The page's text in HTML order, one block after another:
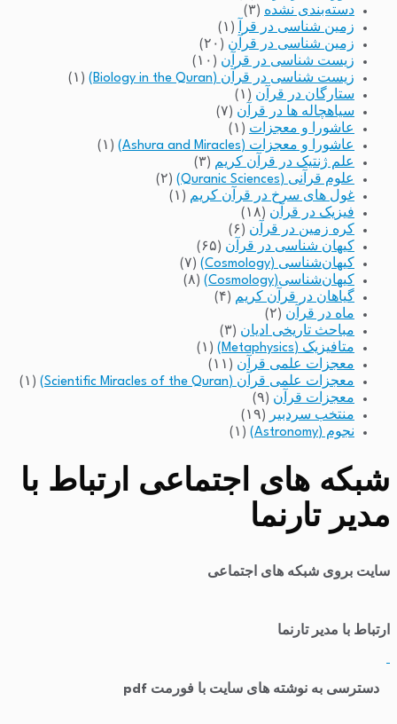
دسته‌بندی نشده (۳)
زمین شناسی در قرآ
(۱)
زمین شناسی در قرآن (۲۰)
زیست شناسی در قرآن (۱۰)
زیست شناسی در قرآن (Biology in the Quran)
(۱)
ستارگان در قرآن (۱)
سیاهچاله ها در قرآن (۷)
عاشورا و معجزات (۱)
عاشورا و معجزات (Ashura and Miracles)
(۱)
علم ژنتیک در قرآن کریم (۳)
علوم قرآنی (Quranic Sciences)
(۲)
غول های سرخ در قرآن کریم (۱)
فیزیک در قرآن (۱۸)
کره زمین در قرآن (۶)
کیهان شناسی در قرآن (۶۵)
کیهان‌شناسی (Cosmology)
(۷)
کیهان‌شناسی(Cosmology)
(۸)
گیاهان در قرآن کریم (۴)
ماه در قرآن (۲)
مباحث تاریخی ادیان (۳)
متافیزیک (Metaphysics)
(۱)
معجزات علمی قرآن (۱۱)
معجزات علمی قرآن (Scientific Miracles of the Quran)
(۱)
معجزات قرآن (۹)
منتخب سردبیر
(۱۹)
نجوم (Astronomy)
(۱)
شبکه های اجتماعی ارتباط با
مدیر تارنما
سایت بروی شبکه های اجتماعی
ارتباط با مدیر تارنما
دسترسی به نوشته های سایت با فورمت pdf